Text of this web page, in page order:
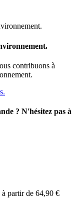
contribuons à
? N'hésitez pas à
à partir de 64,90 €